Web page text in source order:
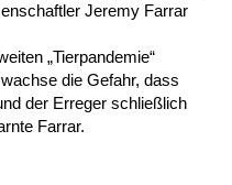
Jeremy Farrar
„Tierpandemie“
die Gefahr, dass
der Erreger schließlich
Farrar.